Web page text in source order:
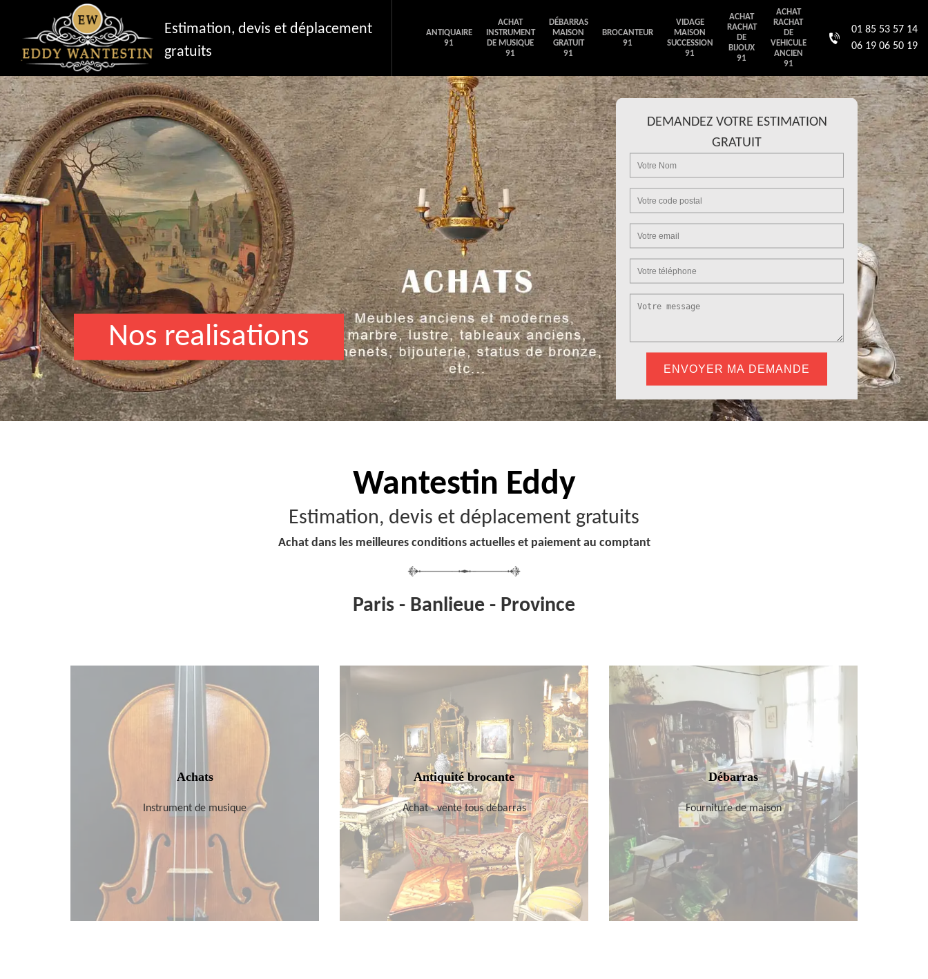
Estimation, devis et déplacement
gratuits
ANTIQUAIRE
91
ACHAT
INSTRUMENT
DE MUSIQUE
91
DÉBARRAS
MAISON
GRATUIT
91
BROCANTEUR
91
VIDAGE
MAISON
SUCCESSION
91
ACHAT
RACHAT
DE
BIJOUX
91
ACHAT
RACHAT
DE
VEHICULE
ANCIEN
91
01 85 53 57 14
06 19 06 50 19
Nos realisations
DEMANDEZ VOTRE ESTIMATION
GRATUIT
Wantestin Eddy
Estimation, devis et déplacement gratuits
Achat dans les meilleures conditions actuelles et paiement au comptant
Paris - Banlieue - Province
Achats
Instrument de musique
Antiquité brocante
Achat - vente tous débarras
Débarras
Fourniture de maison